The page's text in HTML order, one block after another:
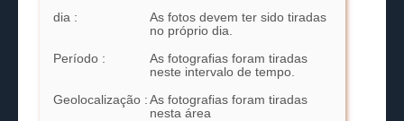
dia :
As fotos devem ter sido tiradas
no próprio dia.
Período :
As fotografias foram tiradas
neste intervalo de tempo.
Geolocalização : As fotografias foram tiradas
nesta área